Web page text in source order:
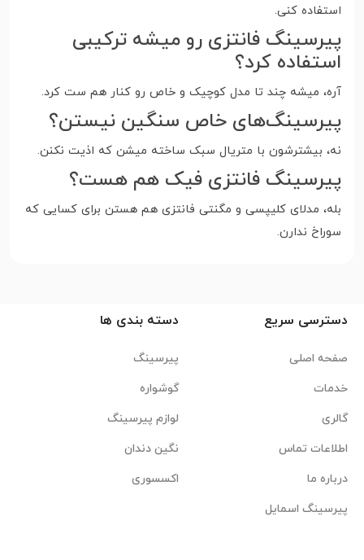
استفاده کنی.
پیرسینگ فانتزی رو میشه ترکیبی
استفاده کرد؟
آره، میشه چند تا مدل کوچیک و خاص رو کنار هم ست کرد.
پیرسینگ‌های خاص سنگین نیستن؟
نه، بیشترشون با متریال سبک ساخته میشن که اذیت نکنن.
پیرسینگ فانتزی فیک هم هست؟
بله، مدلای کلیپسی و مگنتی فانتزی هم هستن برای کسایی که
سوراخ ندارن.
دسترسی سریع
صفحه اصلی
خدمات
گالری
اطلاعات تماس
درباره ما
پیرسینگ اسمایل
دسته بندی ها
پیرسینگ
گوشواره
لوازم پیرسینگ
نگین دندان
اکسسوری